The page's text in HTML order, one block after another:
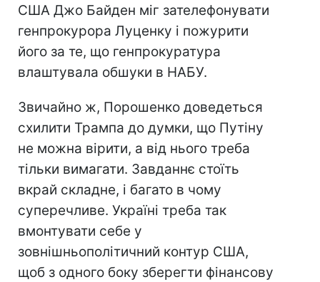
США Джо Байден міг зателефонувати
генпрокурора Луценку і пожурити
його за те, що генпрокуратура
влаштувала обшуки в НАБУ.
Звичайно ж, Порошенко доведеться
схилити Трампа до думки, що Путіну
не можна вірити, а від нього треба
тільки вимагати. Завданнє стоїть
вкрай складне, і багато в чому
суперечливе. Україні треба так
вмонтувати себе у
зовнішньополітичний контур США,
щоб з одного боку зберегти фінансову